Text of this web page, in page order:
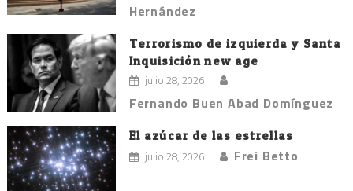
Hernández
Terrorismo de izquierda y Santa
Inquisición new age
julio 28, 2026
Fernando Buen Abad Domínguez
El azúcar de las estrellas
julio 28, 2026 Frei Betto